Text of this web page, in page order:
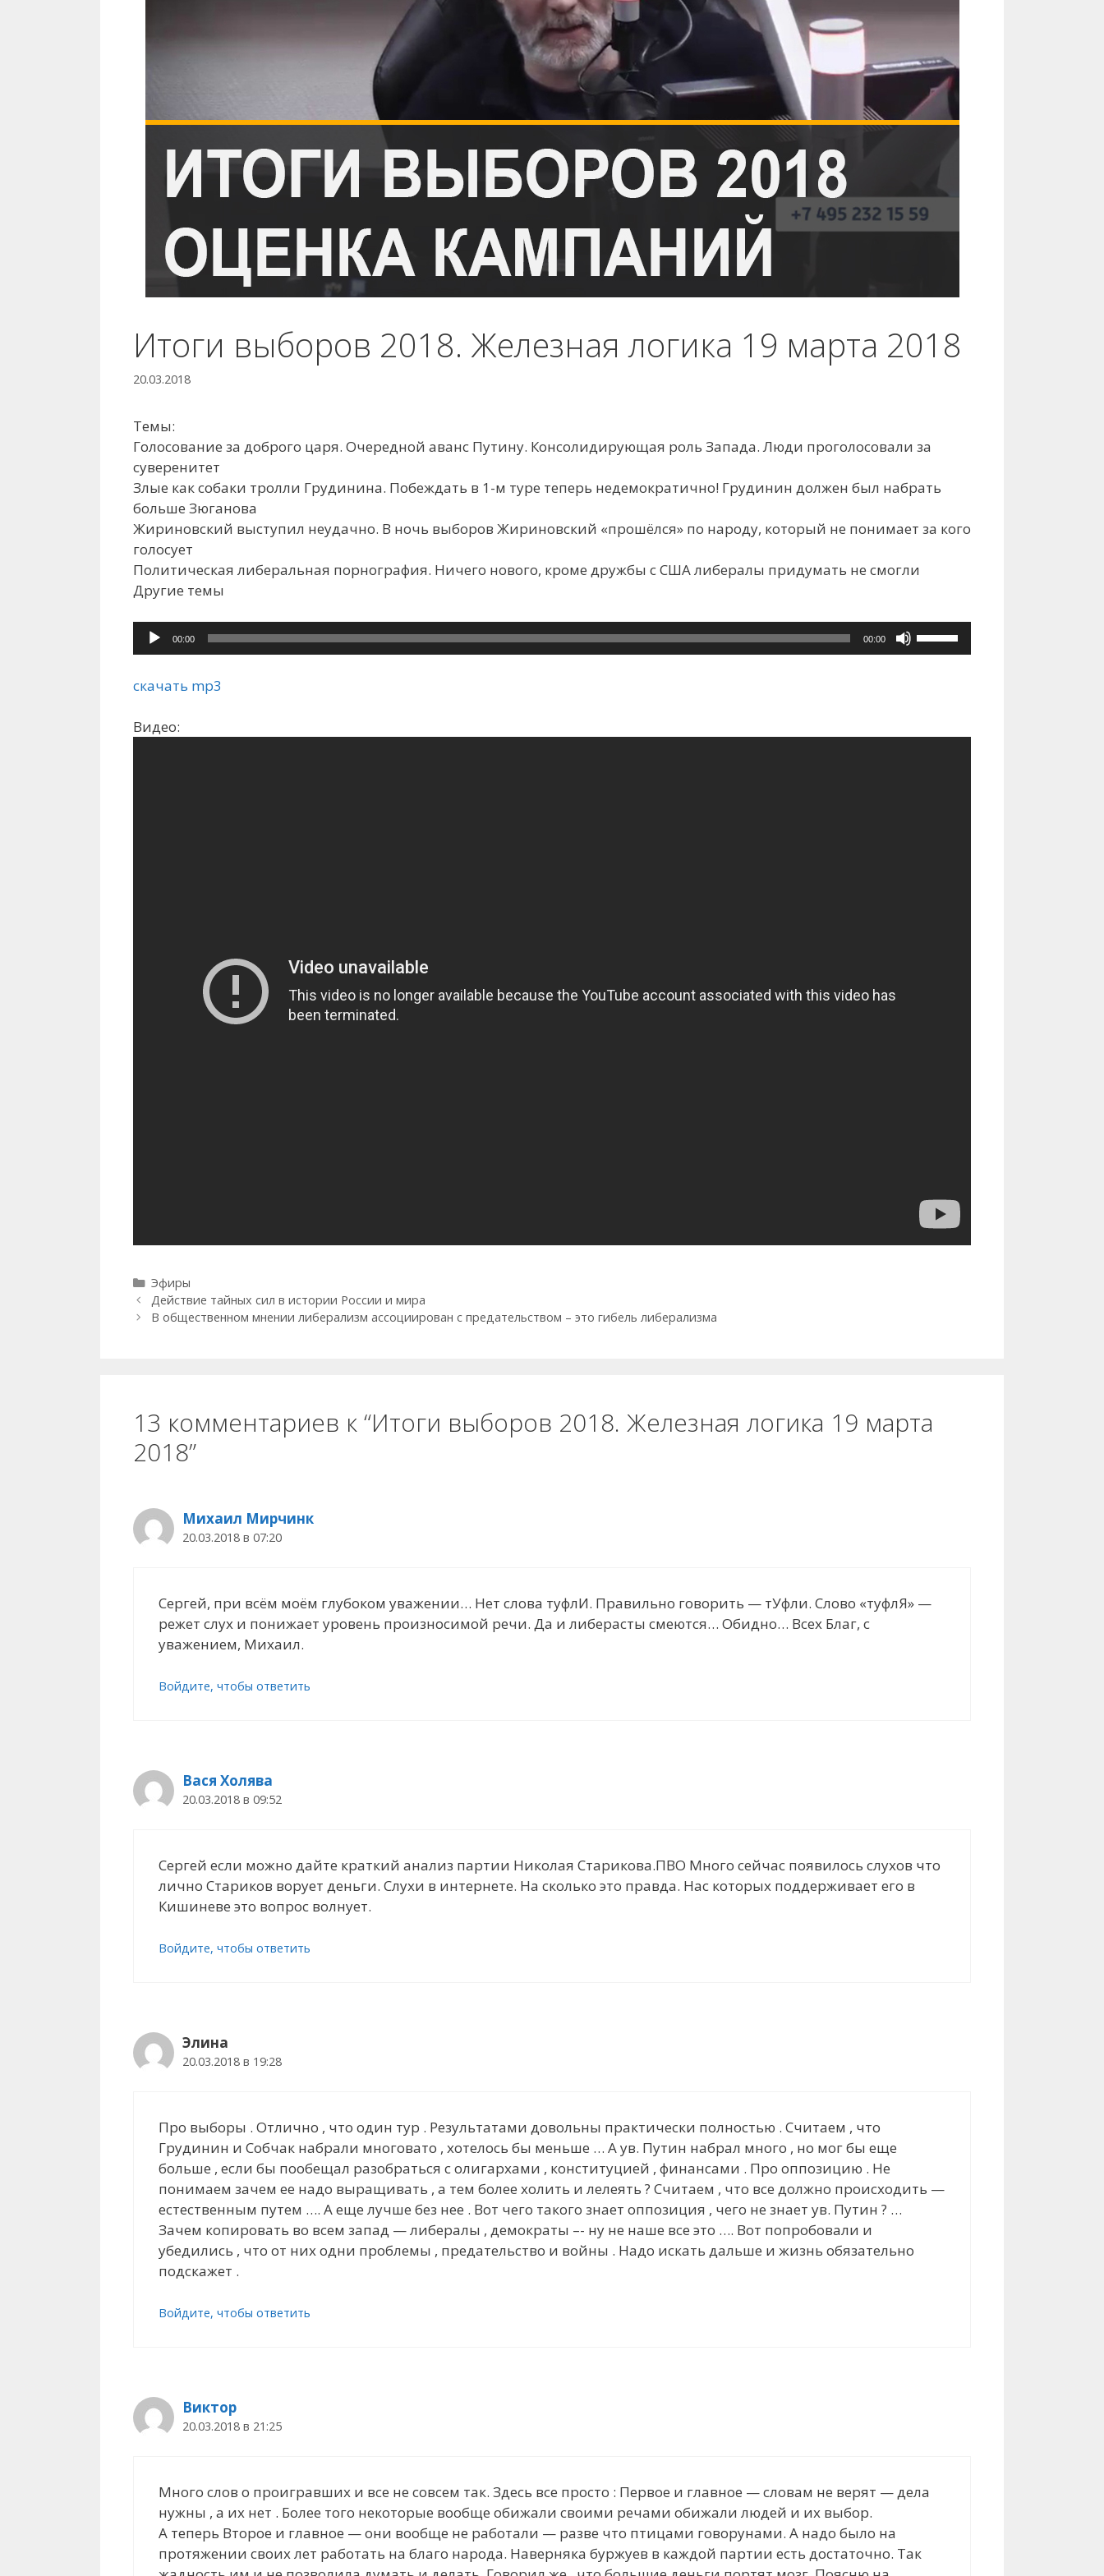
Итоги выборов 2018. Железная логика 19 марта 2018
20.03.2018
Темы:
Голосование за доброго царя. Очередной аванс Путину. Консолидирующая роль Запада. Люди проголосовали за
суверенитет
Злые как собаки тролли Грудинина. Побеждать в 1-м туре теперь недемократично! Грудинин должен был набрать
больше Зюганова
Жириновский выступил неудачно. В ночь выборов Жириновский «прошёлся» по народу, который не понимает за кого
голосует
Политическая либеральная порнография. Ничего нового, кроме дружбы с США либералы придумать не смогли
Другие темы
Аудиоплеер
00:00 00:00
клавиши
увеличить
скачать mp3
Видео:
Рубрики
Эфиры
Действие тайных сил в истории России и мира
В общественном мнении либерализм ассоциирован с предательством – это гибель либерализма
13 комментариев к “Итоги выборов 2018. Железная логика 19 марта
2018”
Михаил Мирчинк
20.03.2018 в 07:20
Сергей, при всём моём глубоком уважении… Нет слова туфлИ. Правильно говорить — тУфли. Слово «туфлЯ» —
режет слух и понижает уровень произносимой речи. Да и либерасты смеются… Обидно… Всех Благ, с
уважением, Михаил.
Войдите, чтобы ответить
Вася Холява
20.03.2018 в 09:52
Сергей если можно дайте краткий анализ партии Николая Старикова.ПВО Много сейчас появилось слухов что
лично Стариков ворует деньги. Слухи в интернете. На сколько это правда. Нас которых поддерживает его в
Кишиневе это вопрос волнует.
Войдите, чтобы ответить
Элина
20.03.2018 в 19:28
Про выборы . Отлично , что один тур . Результатами довольны практически полностью . Cчитаем , что
Грудинин и Собчак набрали многовато , хотелось бы меньше … А ув. Путин набрал много , но мог бы еще
больше , если бы пообещал разобраться с олигархами , конституцией , финансами . Про оппозицию . Не
понимаем зачем ее надо выращивать , а тем более холить и лелеять ? Cчитаем , что все должно происходить —
естественным путем …. А еще лучше без нее . Вот чего такого знает оппозиция , чего не знает ув. Путин ? …
Зачем копировать во всем запад — либералы , демократы –- ну не наше все это …. Вот попробовали и
убедились , что от них одни проблемы , предательство и войны . Надо искать дальше и жизнь обязательно
подскажет .
Войдите, чтобы ответить
Виктор
20.03.2018 в 21:25
Много слов о проигравших и все не совсем так. Здесь все просто : Первое и главное — словам не верят — дела
нужны , а их нет . Более того некоторые вообще обижали своими речами обижали людей и их выбор.
А теперь Второе и главное — они вообще не работали — разве что птицами говорунами. А надо было на
протяжении своих лет работать на благо народа. Наверняка буржуев в каждой партии есть достаточно. Так